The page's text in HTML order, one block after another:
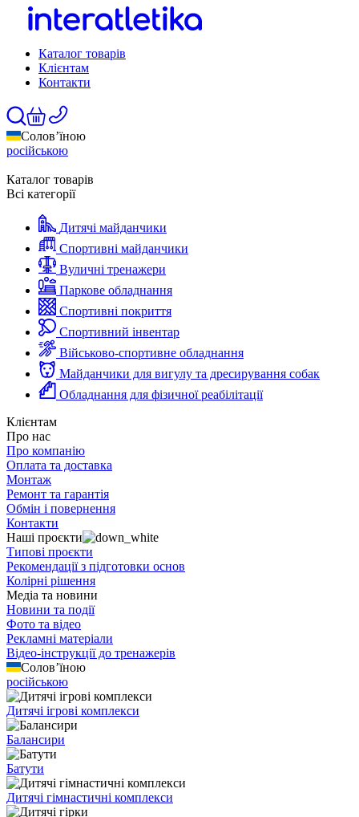
Каталог товарів
Клієнтам
Контакти
Солов’їною
російською
Каталог товарів
Всі категорії
Дитячі майданчики
Спортивні майданчики
Вуличні тренажери
Паркове обладнання
Спортивні покриття
Спортивний інвентар
Військово-спортивне обладнання
Майданчики для вигулу та дресирування собак
Обладнання для фізичної реабілітації
Клієнтам
Про нас
Про компанію
Оплата та доставка
Монтаж
Ремонт та гарантія
Обмін і повернення
Контакти
Наші проєкти
Типові проєкти
Рекомендації з підготовки основ
Колірні рішення
Медіа та новини
Новини та події
Фото та відео
Рекламні матеріали
Відео-інструкції до тренажерів
Солов’їною
російською
Дитячі ігрові комплекси
Балансири
Батути
Дитячі гімнастичні комплекси